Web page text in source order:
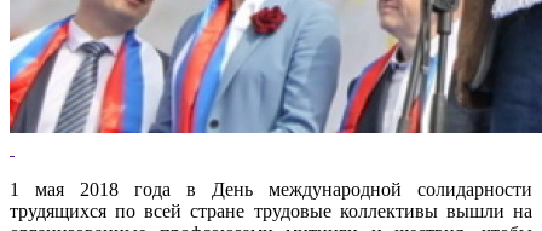
1 мая 2018 года в День международной солидарности
трудящихся по всей стране трудовые коллективы вышли на